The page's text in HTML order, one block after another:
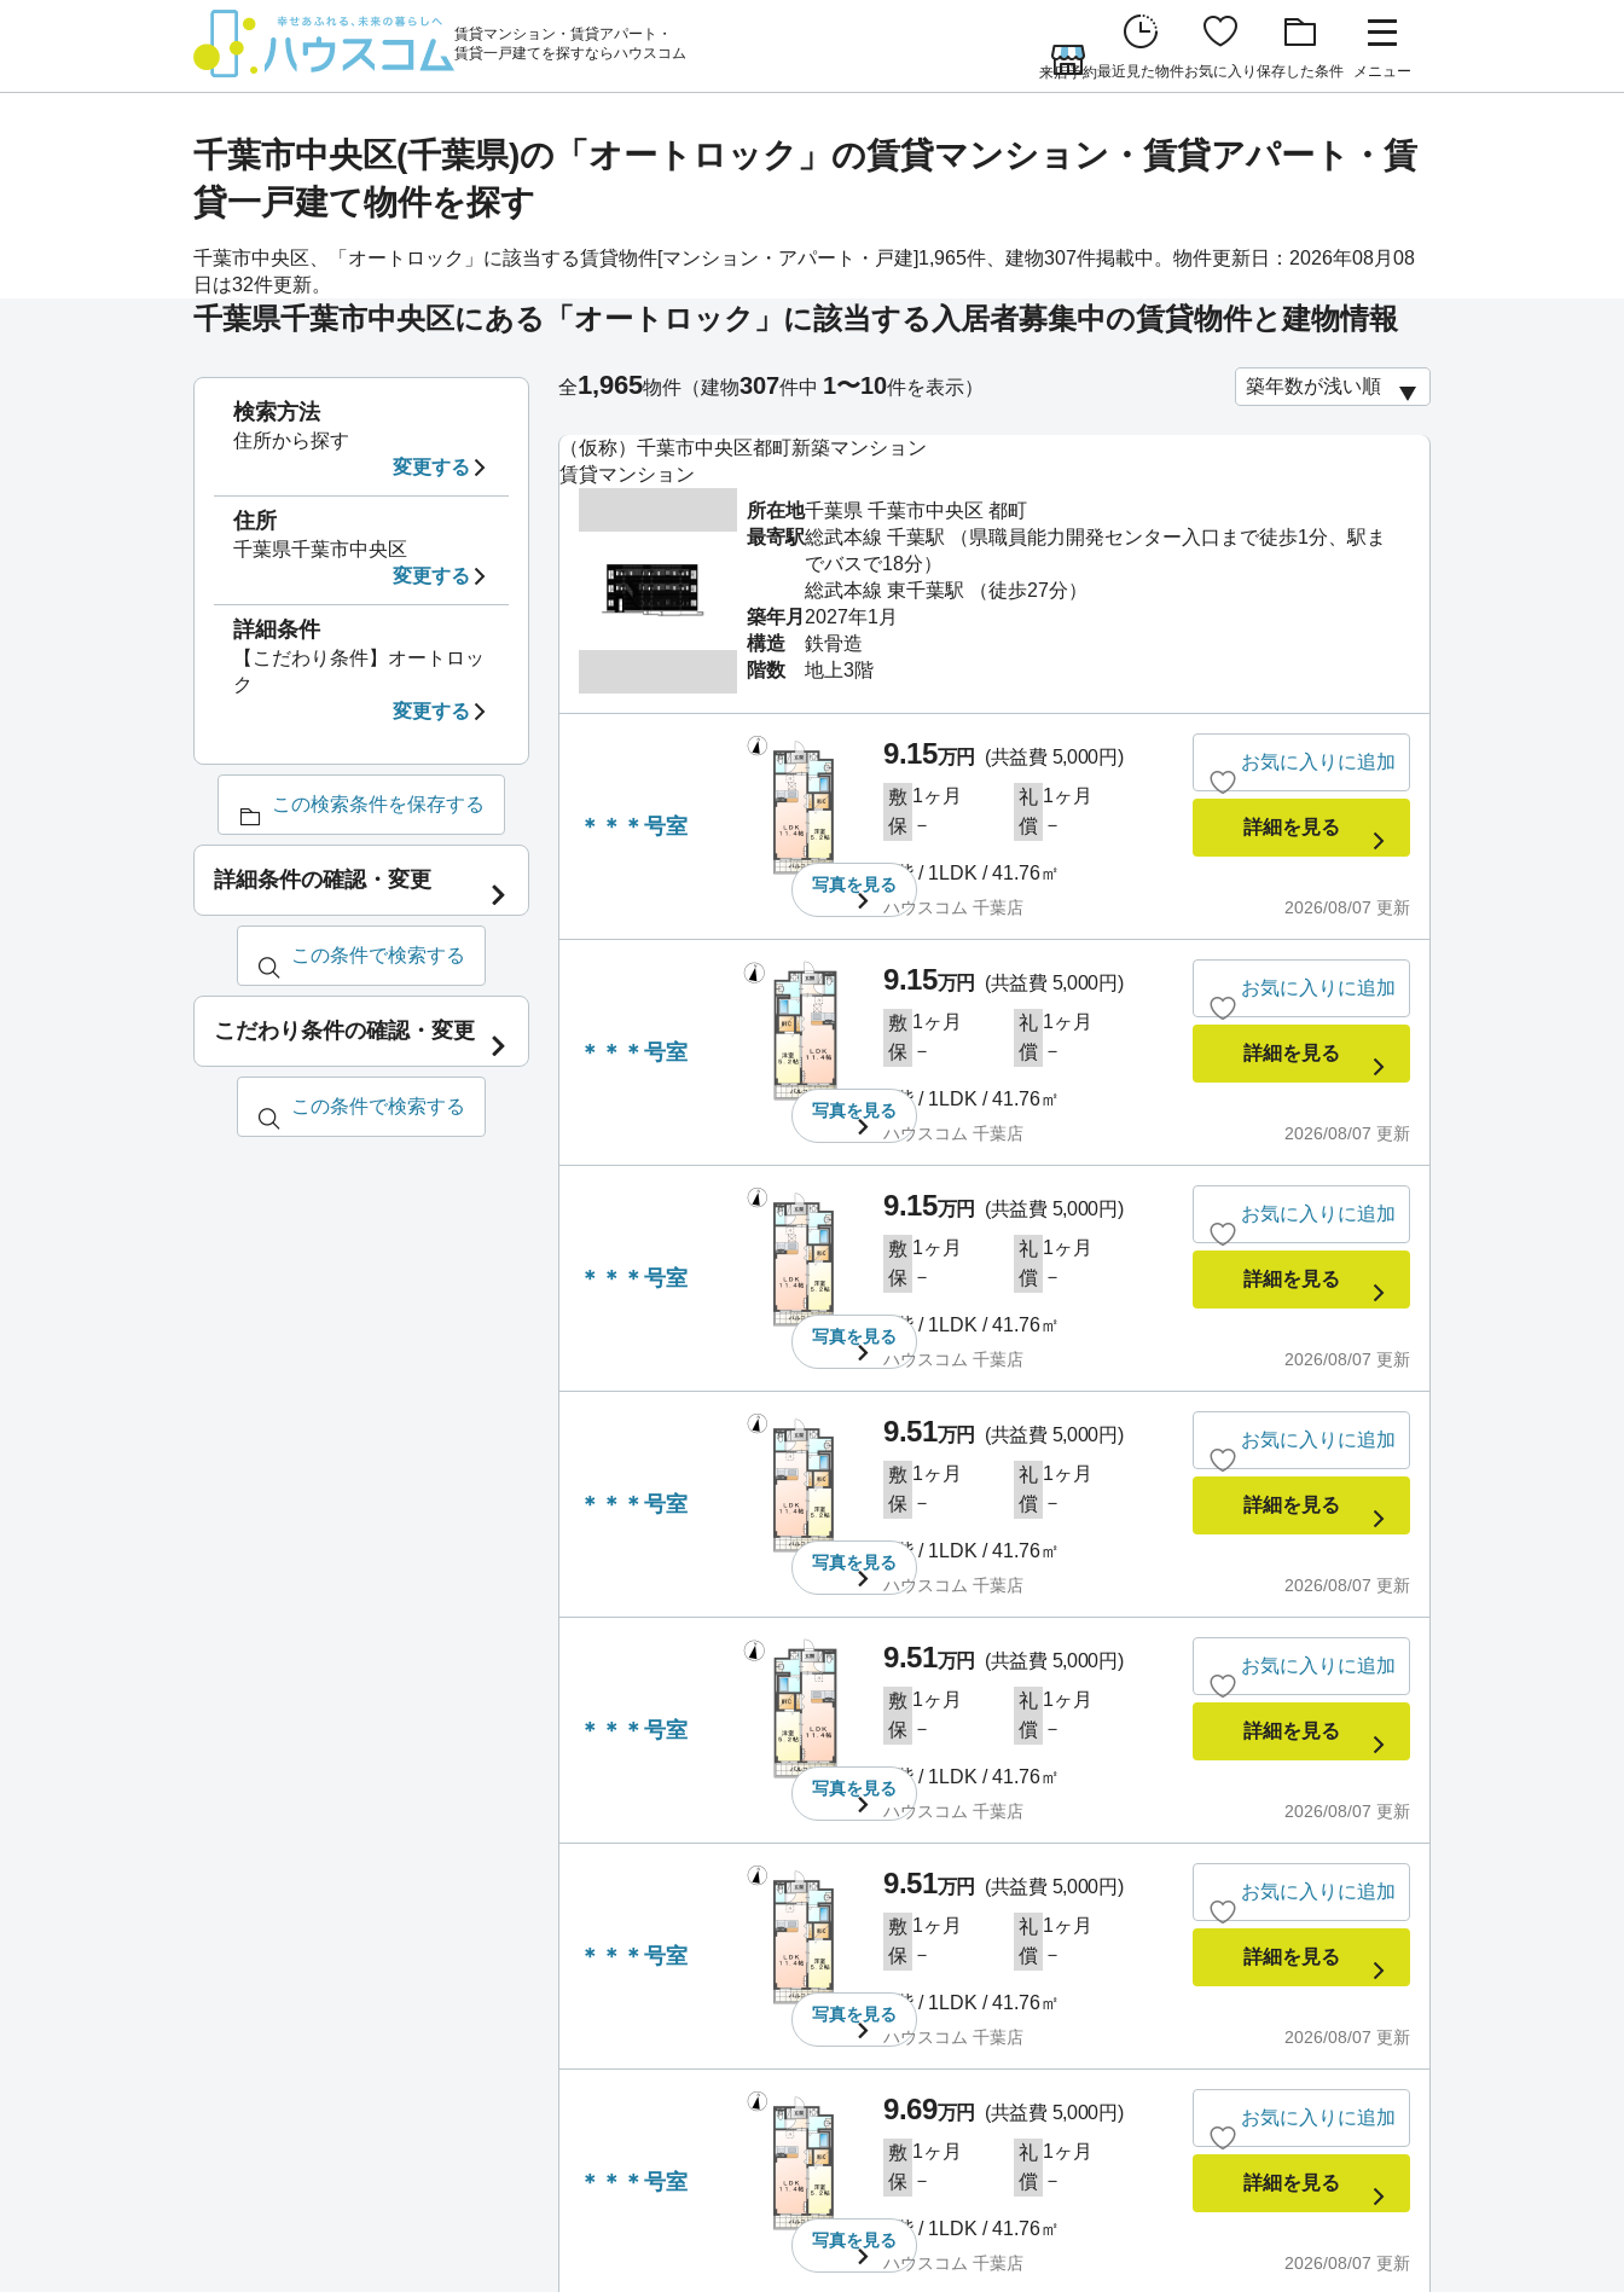
賃貸マンション・賃貸アパート・
賃貸一戸建てを探すならハウスコム
来店予約最近見た物件お気に入り 保存した条件 メニュー
千葉市中央区(千葉県)の「オートロック」の賃貸マンション・賃貸アパート・賃
貸一戸建て物件を探す
千葉市中央区、「オートロック」に該当する賃貸物件[マンション・アパート・戸建]1,965件、建物307件掲載中。物件更新日：2026年08月08
日は32件更新。
千葉県千葉市中央区にある「オートロック」に該当する入居者募集中の賃貸物件と建物情報
（仮称）千葉市中央区都町新築マンション
賃貸マンション
所在地千葉県 千葉市中央区 都町
最寄駅総武本線 千葉駅 （県職員能力開発センター入口まで徒歩1分、駅ま
でバスで18分）
総武本線 東千葉駅 （徒歩27分）
築年月 2027年1月
構造
鉄骨造
階数
地上3階
＊＊＊号室
写真を見る
9.15万円
(共益費 5,000円)
敷 1ヶ月 礼 1ヶ月
保 － 償 －
1階 / 1LDK / 41.76㎡
2026/08/07 更新
ハウスコム 千葉店
お気に入りに追加
詳細を見る
＊＊＊号室
写真を見る
9.15万円
(共益費 5,000円)
敷 1ヶ月 礼 1ヶ月
保 － 償 －
1階 / 1LDK / 41.76㎡
2026/08/07 更新
ハウスコム 千葉店
お気に入りに追加
詳細を見る
＊＊＊号室
写真を見る
9.15万円
(共益費 5,000円)
敷 1ヶ月 礼 1ヶ月
保 － 償 －
1階 / 1LDK / 41.76㎡
2026/08/07 更新
ハウスコム 千葉店
お気に入りに追加
詳細を見る
＊＊＊号室
写真を見る
9.51万円
(共益費 5,000円)
敷 1ヶ月 礼 1ヶ月
保 － 償 －
2階 / 1LDK / 41.76㎡
2026/08/07 更新
ハウスコム 千葉店
お気に入りに追加
詳細を見る
＊＊＊号室
写真を見る
9.51万円
(共益費 5,000円)
敷 1ヶ月 礼 1ヶ月
保 － 償 －
2階 / 1LDK / 41.76㎡
2026/08/07 更新
ハウスコム 千葉店
お気に入りに追加
詳細を見る
＊＊＊号室
写真を見る
9.51万円
(共益費 5,000円)
敷 1ヶ月 礼 1ヶ月
保 － 償 －
2階 / 1LDK / 41.76㎡
2026/08/07 更新
ハウスコム 千葉店
お気に入りに追加
詳細を見る
＊＊＊号室
写真を見る
9.69万円
(共益費 5,000円)
敷 1ヶ月 礼 1ヶ月
保 － 償 －
3階 / 1LDK / 41.76㎡
2026/08/07 更新
ハウスコム 千葉店
お気に入りに追加
詳細を見る
全1,965物件 （建物307件中 1〜10件を表示）
検索方法
住所から探す
変更する
住所
千葉県千葉市中央区
変更する
詳細条件
【こだわり条件】オートロッ
ク
変更する
この検索条件を保存する
詳細条件の確認・変更
この条件で検索する
こだわり条件の確認・変更
この条件で検索する